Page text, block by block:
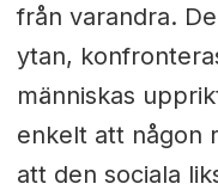
från varandra.
ytan,
människas
enkelt att någon
att den sociala